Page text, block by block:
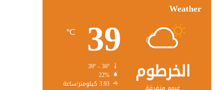
Weather
الخرطوم
39
℃
22%
3.93 كيلومتر/ساعة